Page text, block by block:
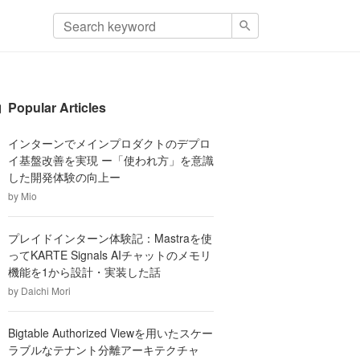
Popular Articles
インターンでメインプロダクトのデプロ
イ基盤改善を実現 ー「使われ方」を意識
した開発体験の向上ー
by Mio
プレイドインターン体験記：Mastraを使
ってKARTE Signals AIチャットのメモリ
機能を1から設計・実装した話
by Daichi Mori
Bigtable Authorized Viewを用いたスケー
ラブルなテナント分離アーキテクチャ